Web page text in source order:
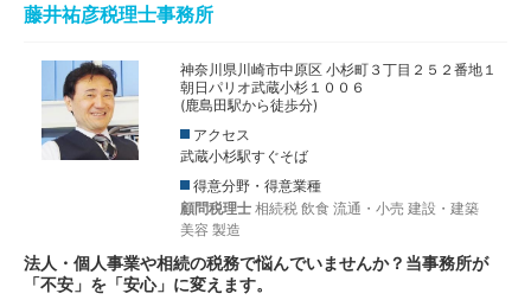
藤井祐彦税理士事務所
神奈川県川崎市中原区 小杉町３丁目２５２番地１
朝日パリオ武蔵小杉１００６
(鹿島田駅から徒歩分)
アクセス
武蔵小杉駅すぐそば
得意分野・得意業種
顧問税理士 相続税 飲食 流通・小売 建設・建築
美容 製造
法人・個人事業や相続の税務で悩んでいませんか？当事務所が
「不安」を「安心」に変えます。